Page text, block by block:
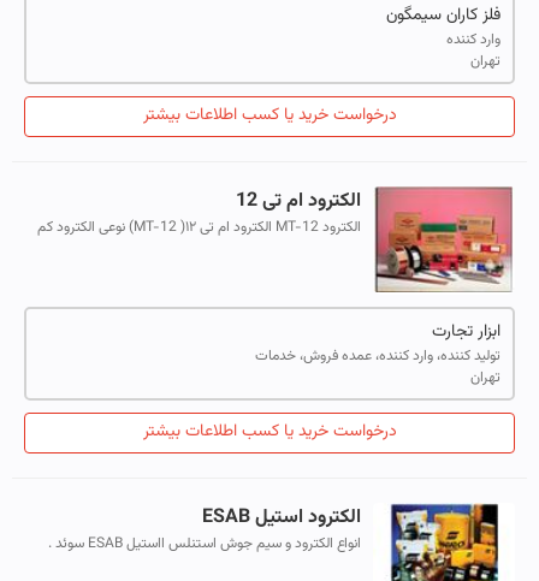
فلز کاران سیمگون
وارد کننده
تهران
درخواست خرید یا کسب اطلاعات بیشتر
الکترود ام تی 12
الکترود MT-12 الکترود ام تی ۱۲( MT-12) نوعی الکترود کم
ابزار تجارت
تولید کننده، وارد کننده، عمده فروش، خدمات
تهران
درخواست خرید یا کسب اطلاعات بیشتر
الکترود استیل ESAB
انواع الکترود و سیم جوش استنلس ااستیل ESAB سوئد .